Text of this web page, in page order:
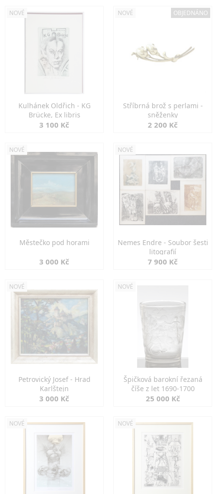
NOVÉ
Kulhánek Oldřich - KG
Brücke, Ex libris
3 100 Kč
NOVÉ OBJEDNÁNO
Stříbrná brož s perlami -
sněženky
2 200 Kč
NOVÉ
Městečko pod horami
3 000 Kč
NOVÉ
Nemes Endre - Soubor šesti
litografií
7 900 Kč
NOVÉ
Petrovický Josef - Hrad
Karlštejn
3 000 Kč
NOVÉ
Špičková barokní řezaná
číše z let 1690-1700
25 000 Kč
NOVÉ NOVÉ